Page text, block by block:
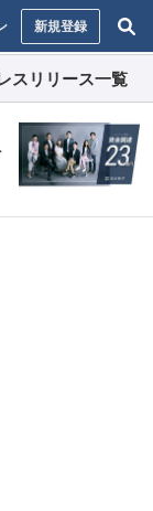
新規登録
スリリース一覧